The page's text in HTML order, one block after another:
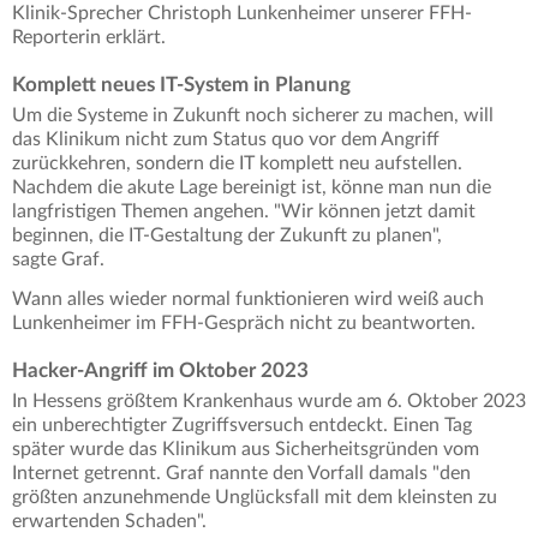
Klinik-Sprecher Christoph Lunkenheimer unserer FFH-
Reporterin erklärt.
Komplett neues IT-System in Planung
Um die Systeme in Zukunft noch sicherer zu machen, will
das Klinikum nicht zum Status quo vor dem Angriff
zurückkehren, sondern die IT komplett neu aufstellen.
Nachdem die akute Lage bereinigt ist, könne man nun die
langfristigen Themen angehen. "Wir können jetzt damit
beginnen, die IT-Gestaltung der Zukunft zu planen",
sagte Graf.
Wann alles wieder normal funktionieren wird weiß auch
Lunkenheimer im FFH-Gespräch nicht zu beantworten.
Hacker-Angriff im Oktober 2023
In Hessens größtem Krankenhaus wurde am 6. Oktober 2023
ein unberechtigter Zugriffsversuch entdeckt. Einen Tag
später wurde das Klinikum aus Sicherheitsgründen vom
Internet getrennt. Graf nannte den Vorfall damals "den
größten anzunehmende Unglücksfall mit dem kleinsten zu
erwartenden Schaden".